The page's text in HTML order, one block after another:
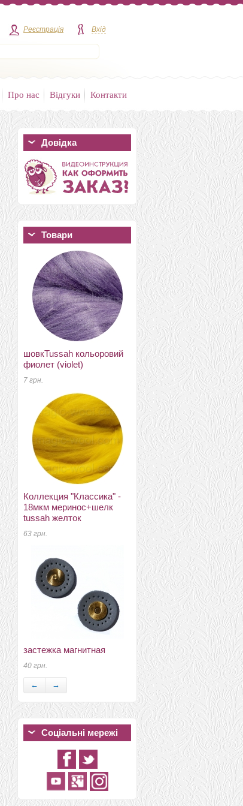
Реєстрація Вхід
Про нас Відгуки Контакти
Довідка
Товари
шовкTussah кольоровий
фиолет (violet)
7 грн.
Коллекция "Классика" -
18мкм меринос+шелк
tussah желток
63 грн.
застежка магнитная
40 грн.
краситель Ashford
коричневый 1гр
24 грн.
віскоза для валяння
Італия морской туман
34 грн.
флис для фактуры
15 грн.
← →
Соціальні мережі